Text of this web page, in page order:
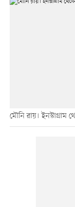
মৌনি রায়। ইনস্টাগ্রাম